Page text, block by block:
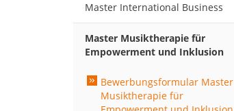
Master International Business
Master Musiktherapie für
Empowerment und Inklusion
Bewerbungsformular Master
Musiktherapie für